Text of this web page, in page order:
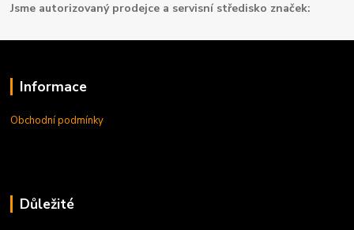
Jsme autorizovaný prodejce a servisní středisko značek:
Informace
Obchodní podmínky
Důležité